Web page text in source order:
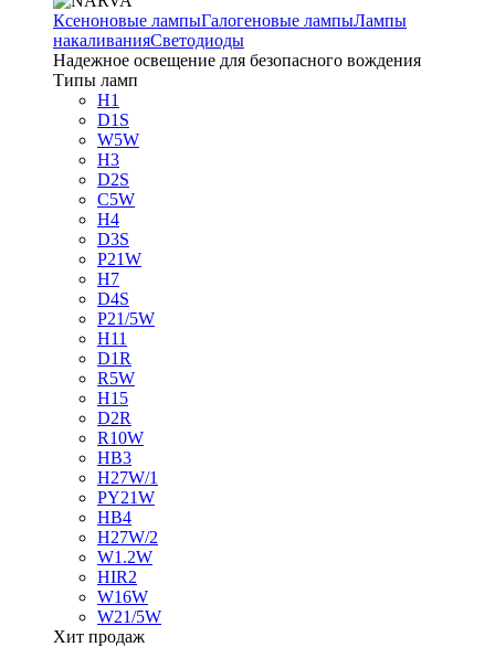
Ксеноновые лампыГалогеновые лампыЛампы
накаливанияСветодиоды
Надежное освещение для безопасного вождения
Типы ламп
H1
D1S
W5W
H3
D2S
C5W
H4
D3S
P21W
H7
D4S
P21/5W
H11
D1R
R5W
H15
D2R
R10W
HB3
H27W/1
PY21W
HB4
H27W/2
W1.2W
HIR2
W16W
W21/5W
Хит продаж